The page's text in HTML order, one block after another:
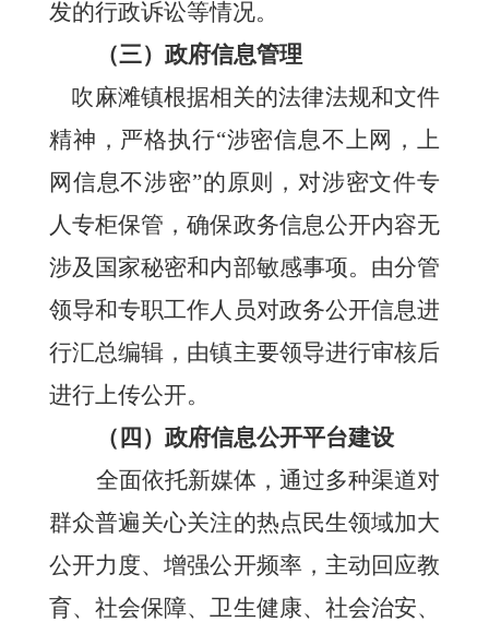
发的行政诉讼等情况。
（三） 政府信息管理
吹麻滩镇根据相关的法律法规和文件
精神，严格执行“涉密信息不上网，上
网信息不涉密”的原则， 对涉密文件专
人专柜保管，确保政务信息公开内容无
涉及国家秘密和内部敏感事项。 由分管
领导和专职工作人员对政务公开信息进
行汇总编辑，由镇主要领导进行审核后
进行上传公开。
（四） 政府信息公开平台建设
全面依托新媒体，通过多种渠道对
群众普遍关心关注的热点民生领域加大
公开力度、增强公开频率，主动回应教
育、社会保障、卫生健康、社会治安、